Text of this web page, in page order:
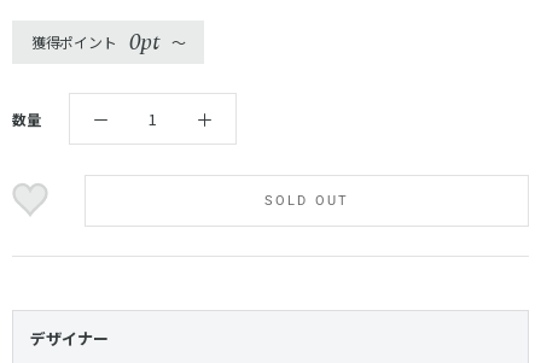
獲得ポイント 0pt 〜
数量
SOLD OUT
デザイナー